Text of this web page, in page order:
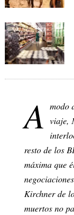
A modo
viaje,
resto de los
máxima que
Kirchner de
muertos no